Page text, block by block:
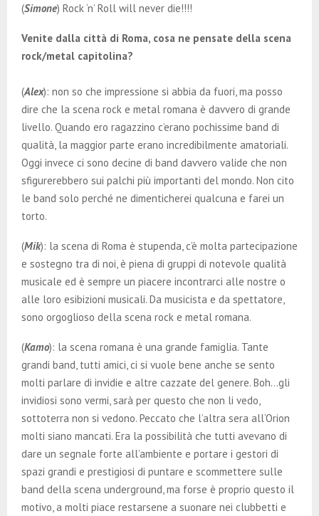
(Simone) Rock ‘n’ Roll will never die!!!!
Venite dalla città di Roma, cosa ne pensate della scena
rock/metal capitolina?
(Alex): non so che impressione si abbia da fuori, ma posso
dire che la scena rock e metal romana è davvero di grande
livello. Quando ero ragazzino c’erano pochissime band di
qualità, la maggior parte erano incredibilmente amatoriali.
Oggi invece ci sono decine di band davvero valide che non
sfigurerebbero sui palchi più importanti del mondo. Non cito
le band solo perché ne dimenticherei qualcuna e farei un
torto.
(Mik): la scena di Roma è stupenda, c’è molta partecipazione
e sostegno tra di noi, è piena di gruppi di notevole qualità
musicale ed è sempre un piacere incontrarci alle nostre o
alle loro esibizioni musicali. Da musicista e da spettatore,
sono orgoglioso della scena rock e metal romana.
(Kamo): la scena romana è una grande famiglia. Tante
grandi band, tutti amici, ci si vuole bene anche se sento
molti parlare di invidie e altre cazzate del genere. Boh…gli
invidiosi sono vermi, sarà per questo che non li vedo,
sottoterra non si vedono. Peccato che l’altra sera all’Orion
molti siano mancati. Era la possibilità che tutti avevano di
dare un segnale forte all’ambiente e portare i gestori di
spazi grandi e prestigiosi di puntare e scommettere sulle
band della scena underground, ma forse è proprio questo il
motivo, a molti piace restarsene a suonare nei clubbetti e